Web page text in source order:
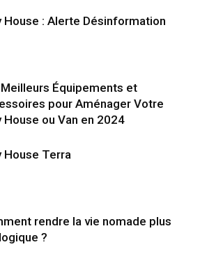
House : Alerte Désinformation
Équipements et
pour Aménager Votre
House ou Van en 2024
House Terra
rendre la vie nomade plus
?